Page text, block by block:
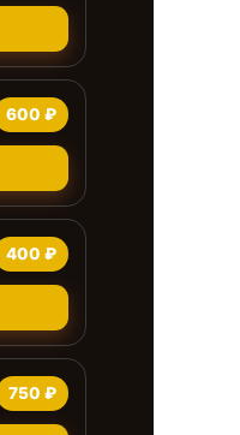
600 ₽
400 ₽
750 ₽